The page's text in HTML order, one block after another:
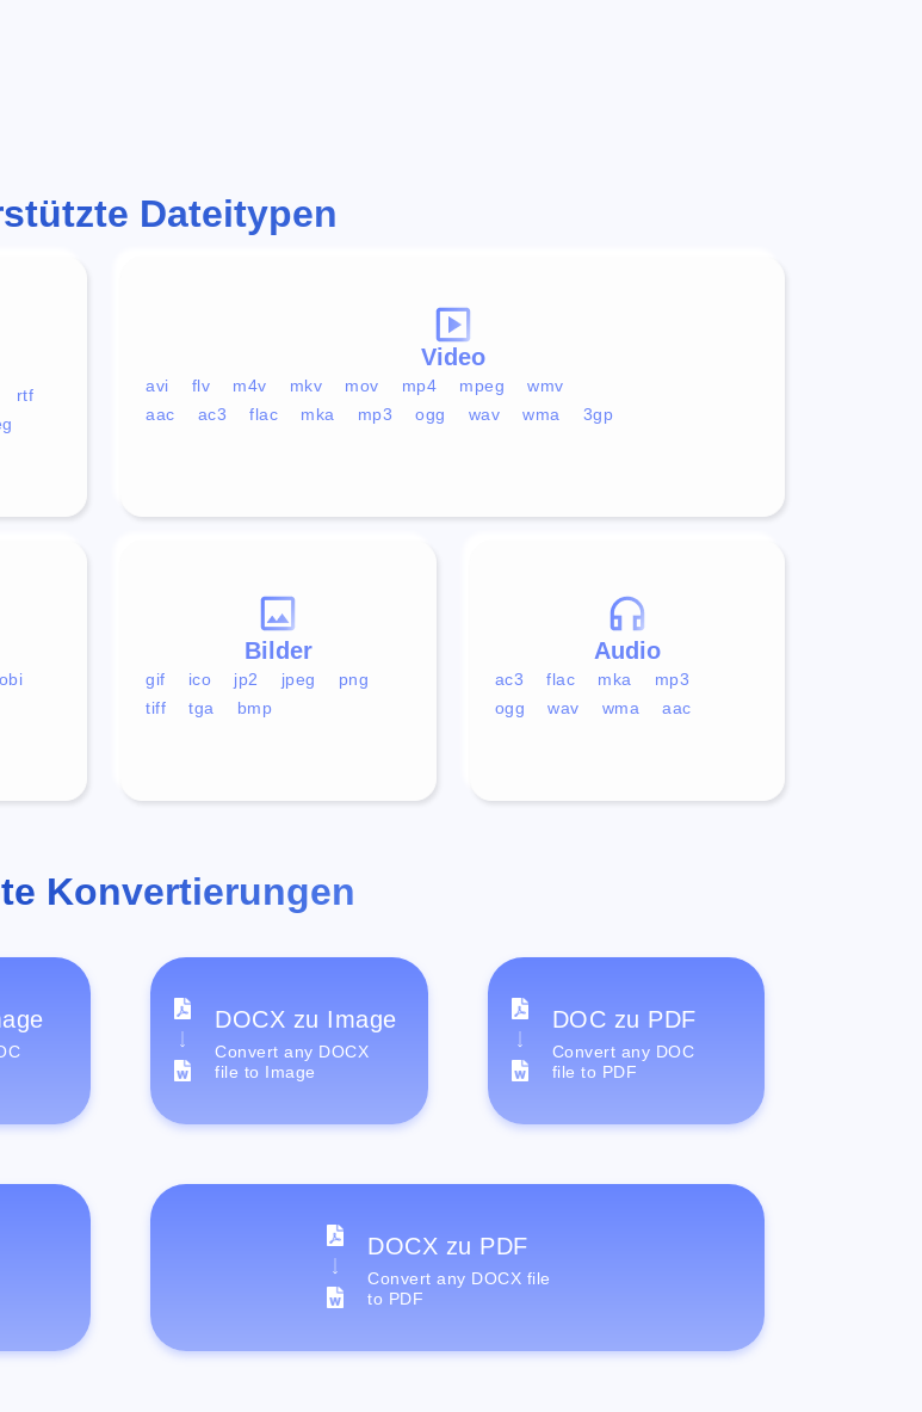
Dateitypen
rtf
Video
avi flv m4v mkv mov mp4 mpeg
wmv
aac
ac3 flac mka mp3 ogg wav wma 3gp
Audio
ac3 flac mka
mp3
ogg
wav wma aac
Bilder
gif ico jp2 jpeg
png
tiff
tga bmp
Konvertierungen
DOCX zu Image
Convert any DOCX
file to Image
DOC zu PDF
Convert any DOC
file to PDF
DOCX zu PDF
Convert any DOCX file
to PDF